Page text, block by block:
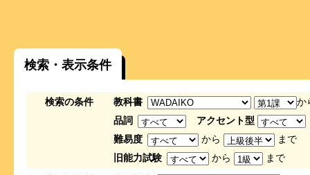
検索・表示条件
検索の条件 教科書
か
品詞
アクセント型
難易度
から
まで
旧能力試験
から
まで